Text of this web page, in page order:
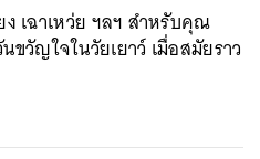
เฉาเหว่ย ฯลฯ สำหรับคุณ
วัญใจในวัยเยาว์ เมื่อสมัยราว